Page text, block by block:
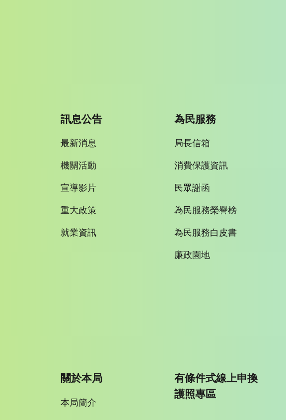
訊息公告
最新消息
機關活動
宣導影片
重大政策
就業資訊
為民服務
局長信箱
消費保護資訊
民眾謝函
為民服務榮譽榜
為民服務白皮書
廉政園地
關於本局
本局簡介
有條件式線上申換
護照專區